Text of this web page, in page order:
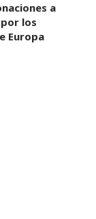
a
los
Europa